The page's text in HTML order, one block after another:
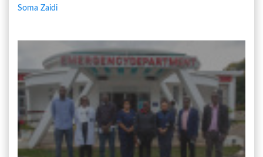
Soma Zaidi